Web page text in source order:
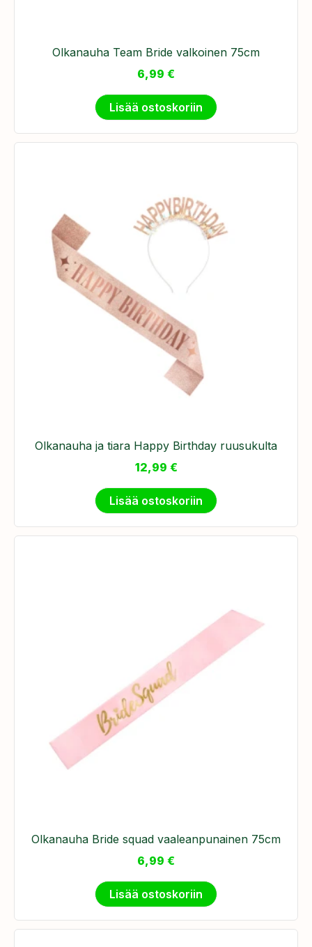
​Olkanauha Team Bride valkoinen 75cm
6,99 €
Lisää ostoskoriin
Olkanauha ja tiara Happy Birthday ruusukulta
12,99 €
Lisää ostoskoriin
Olkanauha Bride squad vaaleanpunainen 75cm
6,99 €
Lisää ostoskoriin